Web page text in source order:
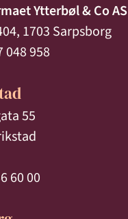
Ytterbøl & Co AS
1703 Sarpsborg
048 958
55
60 00